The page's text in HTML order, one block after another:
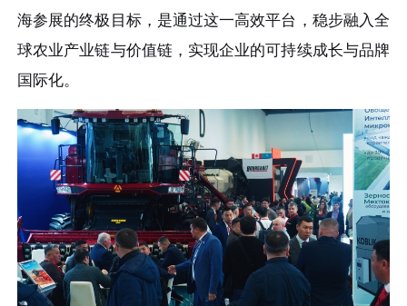
海参展的终极目标，是通过这一高效平台，稳步融入全
球农业产业链与价值链，实现企业的可持续成长与品牌
国际化。